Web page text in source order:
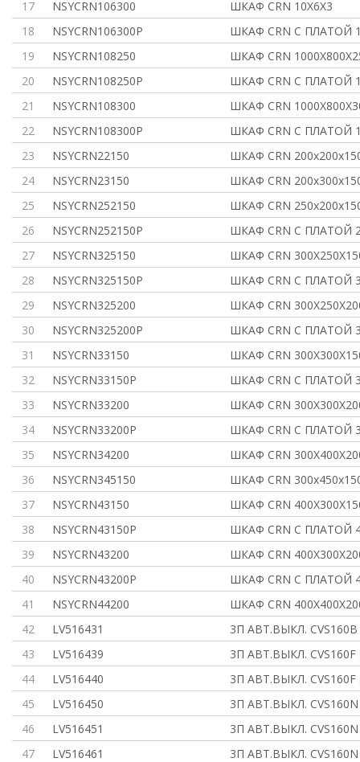
17 NSYCRN106300
ШКАФ CRN 10Х6Х3
18
NSYCRN106300P
ШКАФ CRN С ПЛАТОЙ
19
NSYCRN108250
ШКАФ CRN
20
NSYCRN108250P
ШКАФ CRN С ПЛАТОЙ
21
NSYCRN108300
ШКАФ CRN
22
NSYCRN108300P
ШКАФ CRN С ПЛАТОЙ
23
NSYCRN22150
ШКАФ CRN
24
NSYCRN23150
ШКАФ CRN
25
NSYCRN252150
ШКАФ CRN
26
NSYCRN252150P
ШКАФ CRN С ПЛАТОЙ
27
NSYCRN325150
ШКАФ CRN
28
NSYCRN325150P
ШКАФ CRN С ПЛАТОЙ
29
NSYCRN325200
ШКАФ CRN
30
NSYCRN325200P
ШКАФ CRN С ПЛАТОЙ
31
NSYCRN33150
ШКАФ CRN
32
NSYCRN33150P
ШКАФ CRN С ПЛАТОЙ
33
NSYCRN33200
ШКАФ CRN
34
NSYCRN33200P
ШКАФ CRN С ПЛАТОЙ
35
NSYCRN34200
ШКАФ CRN
36
NSYCRN345150
ШКАФ CRN
37
NSYCRN43150
ШКАФ CRN
38
NSYCRN43150P
ШКАФ CRN С ПЛАТОЙ
39
NSYCRN43200
ШКАФ CRN
40
NSYCRN43200P
ШКАФ CRN С ПЛАТОЙ
41
NSYCRN44200
ШКАФ CRN
42
LV516431
3П АВТ.ВЫКЛ. CVS160B
43
LV516439
3П АВТ.ВЫКЛ. CVS160F
44
LV516440
3П АВТ.ВЫКЛ. CVS160F
45
LV516450
3П АВТ.ВЫКЛ. CVS160N
46
LV516451
3П АВТ.ВЫКЛ. CVS160N
47
LV516461
3П АВТ.ВЫКЛ.